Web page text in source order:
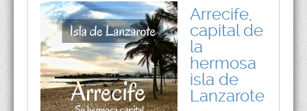
Arrecife,
capital de
la
hermosa
isla de
Lanzarote